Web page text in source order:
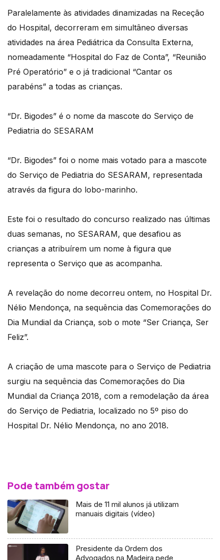
Paralelamente às atividades dinamizadas na Receção
do Hospital, decorreram em simultâneo diversas
atividades na área Pediátrica da Consulta Externa,
nomeadamente “Hospital do Faz de Conta”, “Reunião
Pré Operatório” e o já tradicional “Cantar os
parabéns” a todas as crianças.
“Dr. Bigodes” é o nome da mascote do Serviço de
Pediatria do SESARAM
“Dr. Bigodes” foi o nome mais votado para a mascote
do Serviço de Pediatria do SESARAM, representada
através da figura do lobo-marinho.
Este foi o resultado do concurso realizado nas últimas
duas semanas, no SESARAM, que desafiou as
crianças a atribuírem um nome à figura que
representa o Serviço que as acompanha.
A revelação do nome decorreu ontem, no Hospital Dr.
Nélio Mendonça, na sequência das Comemorações do
Dia Mundial da Criança, sob o mote “Ser Criança, Ser
Feliz”.
A criação de uma mascote para o Serviço de Pediatria
surgiu na sequência das Comemorações do Dia
Mundial da Criança 2018, com a remodelação da área
do Serviço de Pediatria, localizado no 5º piso do
Hospital Dr. Nélio Mendonça, no ano 2018.
Pode também gostar
Mais de 11 mil alunos já utilizam
manuais digitais (vídeo)
Presidente da Ordem dos
Advogados na Madeira pede